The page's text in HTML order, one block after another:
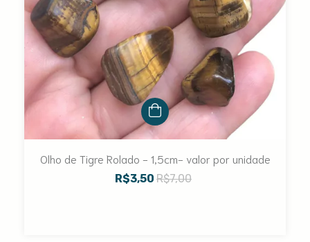
Olho de Tigre Rolado - 1,5cm- valor por unidade
R$3,50 R$7,00